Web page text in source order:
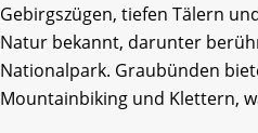
Gebirgszügen, tiefen Tälern
Natur bekannt, darunter
Nationalpark. Graubünden
Mountainbiking und Klettern,